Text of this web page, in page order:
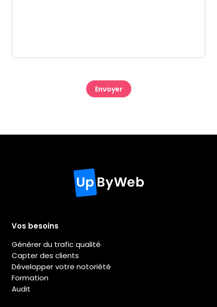
Vos besoins
Générer du trafic qualité
Capter des clients
Développer votre notoriété
Formation
Audit